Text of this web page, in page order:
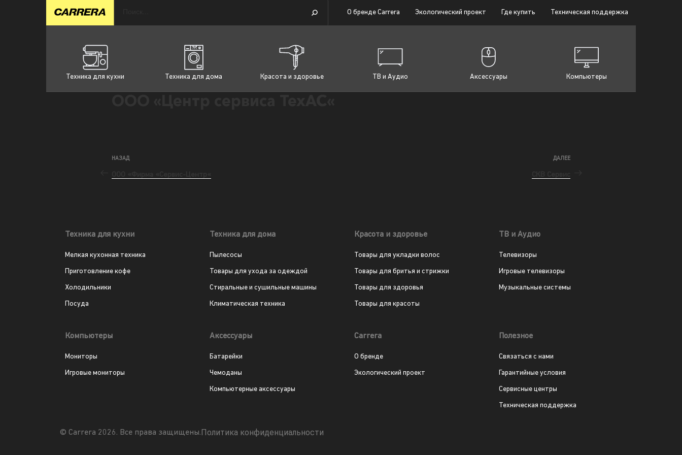
О бренде Carrera Экологический проект Где купить Техническая поддержка
Техника для кухни Техника для дома Красота и здоровье ТВ и Аудио Аксессуары Компьютеры
НАЗАД ДАЛЕЕ
Техника для кухни
Мелкая кухонная техника
Приготовление кофе
Холодильники
Посуда
Техника для дома
Пылесосы
Товары для ухода за одеждой
Стиральные и сушильные машины
Климатическая техника
Красота и здоровье
Товары для укладки волос
Товары для бритья и стрижки
Товары для здоровья
Товары для красоты
ТВ и Аудио
Телевизоры
Игровые телевизоры
Музыкальные системы
Компьютеры
Мониторы
Игровые мониторы
Аксессуары
Батарейки
Чемоданы
Компьютерные аксессуары
Carrera
О бренде
Экологический проект
Полезное
Связаться с нами
Гарантийные условия
Сервисные центры
Техническая поддержка
© Carrera 2026. Все права защищены.Политика конфиденциальности